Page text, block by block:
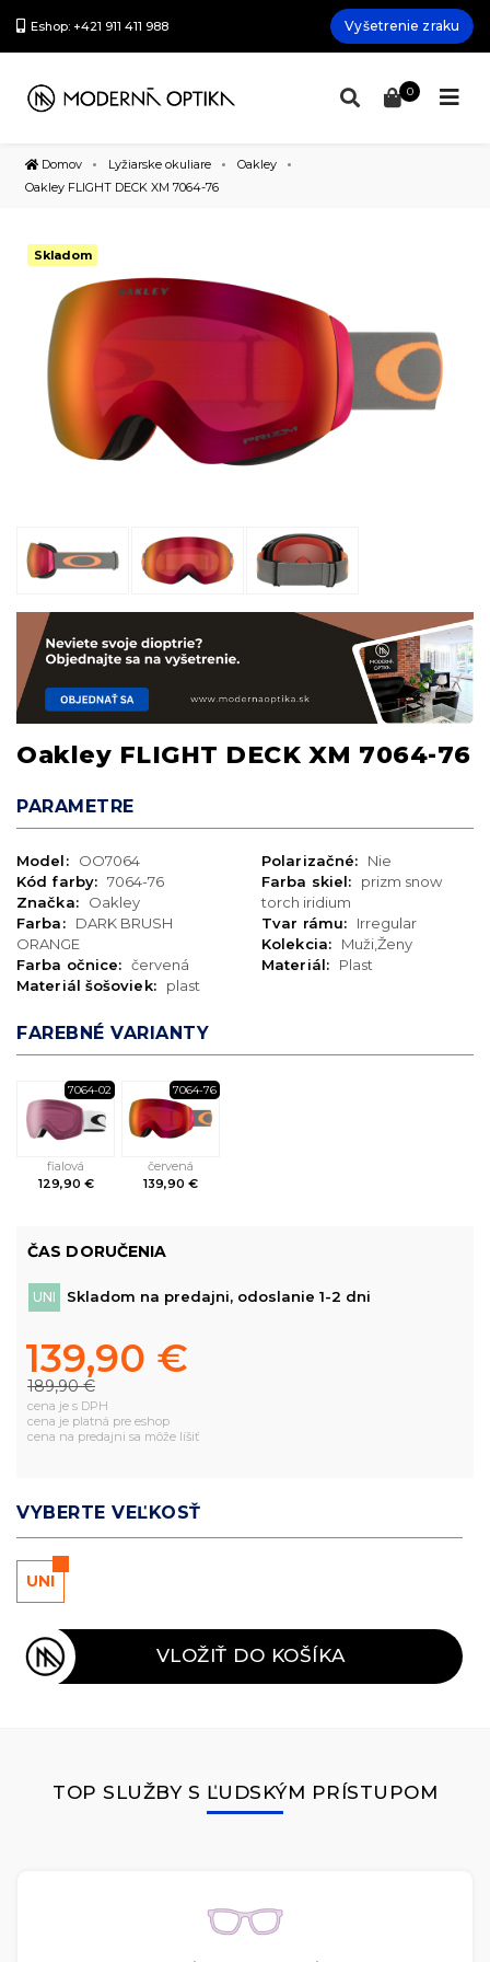
Eshop: +421 911 411 988 Vyšetrenie zraku
0
Domov Lyžiarske okuliare
Oakley
Oakley FLIGHT DECK XM 7064-76
Skladom
Oakley FLIGHT DECK XM 7064-76
PARAMETRE
Model:
OO7064
Kód farby: 7064-76
Značka:
Oakley
Farba:
DARK BRUSH
ORANGE
Farba očnice: červená
Materiál šošoviek:
plast
Polarizačné:
Nie
Farba skiel:
prizm snow
torch iridium
Tvar rámu:
Irregular
Kolekcia:
Muži,Ženy
Materiál:
Plast
FAREBNÉ VARIANTY
7064-02
fialová
129,90 €
7064-76
červená
139,90 €
ČAS DORUČENIA
UNI Skladom na predajni, odoslanie 1-2 dni
139,90 €
189,90 €
cena je s DPH
cena je platná pre eshop
cena na predajni sa môže líšiť
VYBERTE VEĽKOSŤ
UNI
VLOŽIŤ DO KOŠÍKA
TOP SLUŽBY S ĽUDSKÝM PRÍSTUPOM